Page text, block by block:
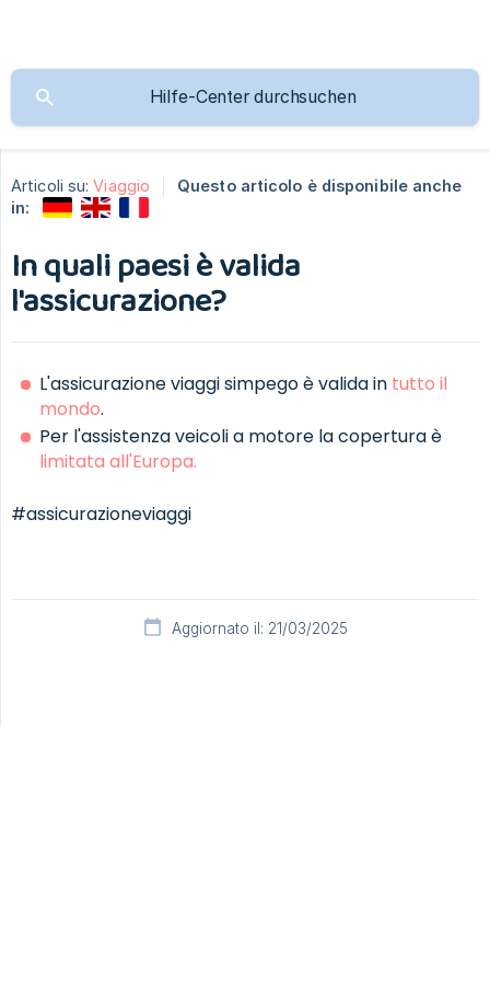
Articoli su: Viaggio
Questo articolo è disponibile anche
in:
In quali paesi è valida
l'assicurazione?
L'assicurazione viaggi simpego è valida in tutto il
mondo.
Per l'assistenza veicoli a motore la copertura è
limitata all'Europa.
#assicurazioneviaggi
Aggiornato il: 21/03/2025